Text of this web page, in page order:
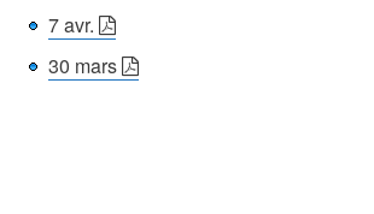
7 avr.
30 mars